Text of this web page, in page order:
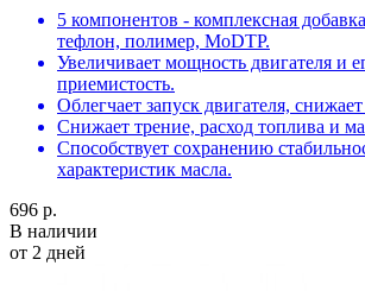
5 компонентов - комплексная
тефлон, полимер, MoDTP.
Увеличивает мощность двигателя и
приемистость.
Облегчает запуск двигателя,
Снижает трение, расход топлива и
Способствует сохранению
характеристик масла.
696 р.
В наличии
от 2 дней